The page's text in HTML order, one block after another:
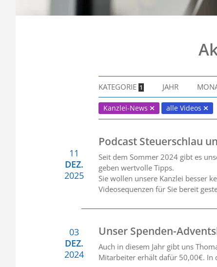
KATEGORIE 1 JAHR
Kanzlei-News alle Videos
11
DEZ.
2025
Podcast Steuerschlau
Seit dem Sommer 2024 gibt es
geben wertvolle Tipps.
Sie wollen unsere Kanzlei besser
Videosequenzen für Sie bereit
03
DEZ.
2024
Unser Spenden-
Auch in diesem Jahr gibt uns
Mitarbeiter erhält dafür 50,00€. In